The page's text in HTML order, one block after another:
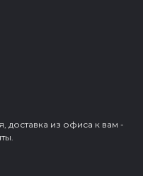
доставка из офиса к вам -